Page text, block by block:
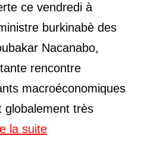
ce vendredi à
burkinabè des
Nacanabo,
rencontre
macroéconomiques
globalement très
la suite